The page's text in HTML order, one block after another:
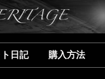
日記 購入方法